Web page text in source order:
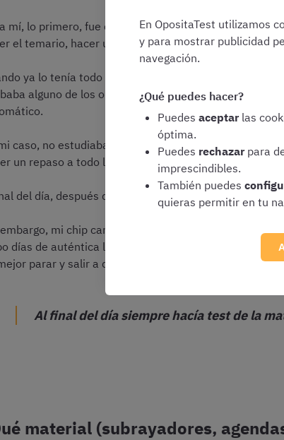
mí, lo primero, fue crear un lugar y un hábito de
el temario, hacer una toma de contacto y tener
ya lo tenía todo un poco visto, intentaba hacerme
alguno de los objetivos. Ir tachando en la
caso, no estudiaba tanto por horarios sino por
un repaso a todo lo anterior, para que no se me
del día, después de la jornada de estudio, siempre
mi chip cambió cuando salió la
días de auténtica locura, de pasarme el día sentada
parar y salir a despejarse.
Al final del día siempre hacía test de la
material (subrayadores,
En OpositaTest utilizamos
y para mostrar publicidad
navegación.
¿Qué puedes hacer?
Puedes aceptar las
óptima.
Puedes rechazar para
imprescindibles.
También puedes
quieras permitir en tu